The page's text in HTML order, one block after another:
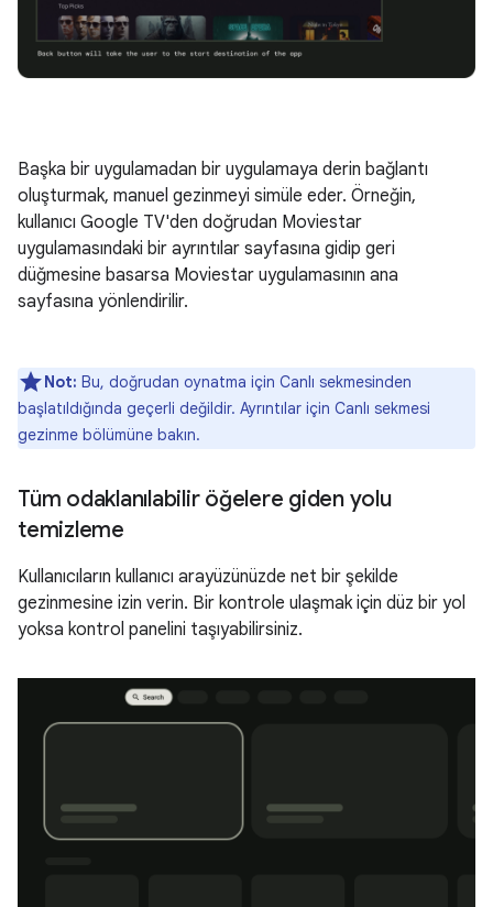
Başka bir uygulamadan bir uygulamaya derin bağlantı
oluşturmak, manuel gezinmeyi simüle eder. Örneğin,
kullanıcı Google TV'den doğrudan Moviestar
uygulamasındaki bir ayrıntılar sayfasına gidip geri
düğmesine basarsa Moviestar uygulamasının ana
sayfasına yönlendirilir.
Not: Bu, doğrudan oynatma için Canlı sekmesinden
başlatıldığında geçerli değildir. Ayrıntılar için Canlı sekmesi
gezinme bölümüne bakın.
Tüm odaklanılabilir öğelere giden yolu
temizleme
Kullanıcıların kullanıcı arayüzünüzde net bir şekilde
gezinmesine izin verin. Bir kontrole ulaşmak için düz bir yol
yoksa kontrol panelini taşıyabilirsiniz.